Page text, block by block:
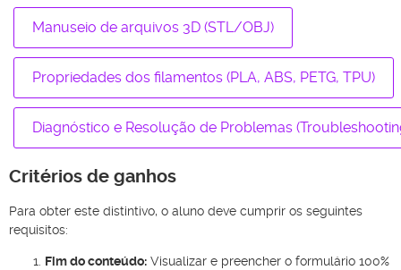
Manuseio de arquivos 3D (STL/OBJ)
Propriedades dos filamentos (PLA, ABS, PETG, TPU)
Diagnóstico e Resolução de Problemas
Critérios de ganhos
Para obter este distintivo, o aluno deve cumprir os seguintes
requisitos:
Fim do conteúdo: Visualizar e preencher o formulário 100%